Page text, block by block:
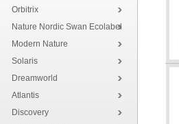
Orbitrix
Nature Nordic Swan Ecolabel
Modern Nature
Solaris
Dreamworld
Atlantis
Discovery